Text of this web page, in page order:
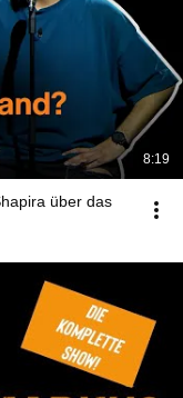
8:19
über das